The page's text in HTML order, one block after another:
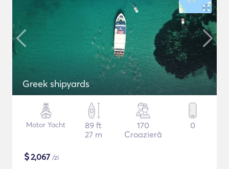
Greek shipyards
Motor Yacht
89 ft
27 m
170
Croazieră
0
$2,067 /zi